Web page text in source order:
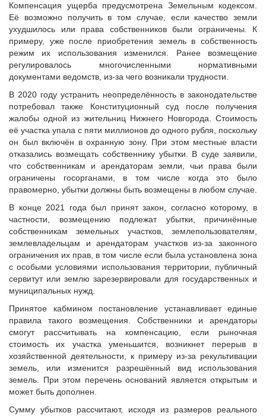
ПОЗДРАВЛЕНИЯ
Исполнительная дирекция
Ревизионная комиссия
Палаты Совета
Комитеты Совета
Правление Совета
Обработка персональных данных
Партнеры Совета
Полезные ссылки
Инвестиционные порталы муниципальных образований
Контактная информация
НОВОСТИ
СМИ о нас
МЕТОДИЧЕСКИЙ РАЗДЕЛ
Опыт регионов
Методические материалы
Опыт муниципалитетов
Судебная практика
Мнение специалиста
Конкурсы Совета
Семинары Совета
Издания Совета
Вопрос-ответ
ВАРМСУ
Новости ВАРМСУ
НАСЕЛЕНИЕ И МСУ
Компенсация ущерба предусмотрена Земельным кодексом.
Её возможно получить в том случае, если качество земли
ухудшилось или права собственников были ограничены. К
примеру, уже после приобретения земель в собственность
режим их использования изменился. Ранее возмещение
регулировалось многочисленными нормативными
документами ведомств, из-за чего возникали трудности.
В 2020 году устранить неопределённость в законодательстве
потребовал также Конституционный суд после получения
жалобы одной из жительниц Нижнего Новгорода. Стоимость
её участка упала с пяти миллионов до одного рубля, поскольку
он был включён в охранную зону. При этом местные власти
отказались возмещать собственнику убытки. В суде заявили,
что собственникам и арендаторам земли, чьи права были
ограничены госорганами, в том числе когда это было
правомерно, убытки должны быть возмещены в любом случае.
В конце 2021 года был принят закон, согласно которому, в
частности, возмещению подлежат убытки, причинённые
собственникам земельных участков, землепользователям,
землевладельцам и арендаторам участков из-за законного
ограничения их прав, в том числе если была установлена зона
с особыми условиями использования территории, публичный
сервитут или землю зарезервировали для государственных и
муниципальных нужд.
Принятое кабмином постановление устанавливает единые
правила такого возмещения. Собственники и арендаторы
смогут рассчитывать на компенсацию, если рыночная
стоимость их участка уменьшится, возникнет перерыв в
хозяйственной деятельности, к примеру из-за рекультивации
земель, или изменится разрешённый вид использования
земель. При этом перечень оснований является открытым и
может быть дополнен.
Сумму убытков рассчитают, исходя из размеров реального